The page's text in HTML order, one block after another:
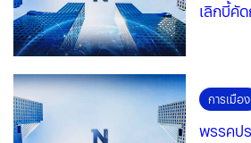
เลิกบี้คั
การเมือง
พรรคป